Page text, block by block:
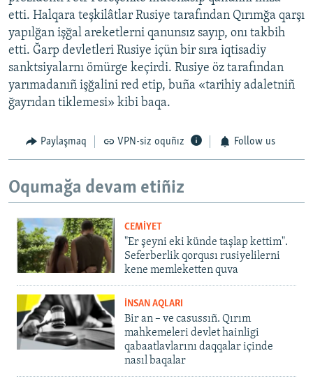
etti. Halqara teşkilâtlar Rusiye tarafından Qırımğa qarşı
yapılğan işğal areketlerni qanunsız sayıp, onı takbih
etti. Ğarp devletleri Rusiye içün bir sıra iqtisadiy
sanktsiyalarnı ömürge keçirdi. Rusiye öz tarafından
yarımadanıñ işğalini red etip, buña «tarihiy adaletniñ
ğayrıdan tiklemesi» kibi baqa.
Paylaşmaq VPN-siz oquñız Follow us
Oqumağa devam etiñiz
CEMİYET
"Er şeyni eki künde taşlap kettim".
Seferberlik qorqusı rusiyelilerni
kene memleketten quva
İNSAN AQLARI
Bir an – ve casussıñ. Qırım
mahkemeleri devlet hainligi
qabaatlavlarını daqqalar içinde
nasıl baqalar